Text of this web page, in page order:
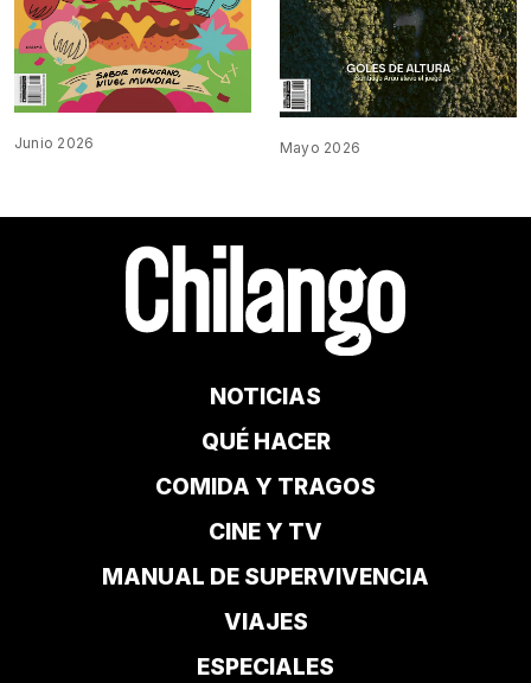
Junio 2026 Mayo 2026
NOTICIAS
QUÉ HACER
COMIDA Y TRAGOS
CINE Y TV
MANUAL DE SUPERVIVENCIA
VIAJES
ESPECIALES